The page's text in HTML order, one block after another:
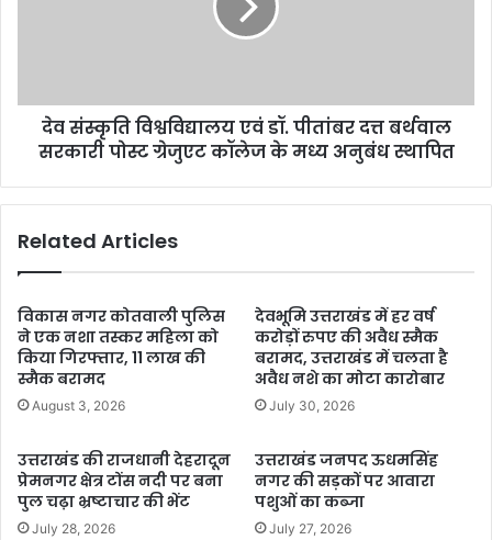
देव संस्कृति विश्वविद्यालय एवं डॉ. पीतांबर दत्त बर्थवाल
सरकारी पोस्ट ग्रेजुएट कॉलेज के मध्य अनुबंध स्थापित
Related Articles
विकास नगर कोतवाली पुलिस
ने एक नशा तस्कर महिला को
किया गिरफ्तार, 11 लाख की
स्मैक बरामद
August 3, 2026
देवभूमि उत्तराखंड में हर वर्ष
करोड़ों रुपए की अवैध स्मैक
बरामद, उत्तराखंड में चलता है
अवैध नशे का मोटा कारोबार
July 30, 2026
उत्तराखंड की राजधानी देहरादून
प्रेमनगर क्षेत्र टोंस नदी पर बना
पुल चढ़ा भ्रष्टाचार की भेंट
July 28, 2026
उत्तराखंड जनपद ऊधमसिंह
नगर की सड़कों पर आवारा
पशुओं का कब्जा
July 27, 2026